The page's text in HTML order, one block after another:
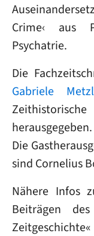
Crime‹ aus
Psychatrie.
Die
Gabriele
herausgegeben.
Die
sind Cornelius
Nähere Infos
Beiträgen
Zeitgeschichte